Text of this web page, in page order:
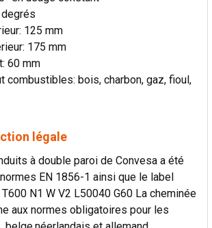
125 mm
175 mm
60 mm
combustibles: bois, charbon, gaz, fioul,
légale
à double paroi de Convesa a été
EN 1856-1 ainsi que le label
N1 W V2 L50040 G60 La cheminée
aux normes obligatoires pour les